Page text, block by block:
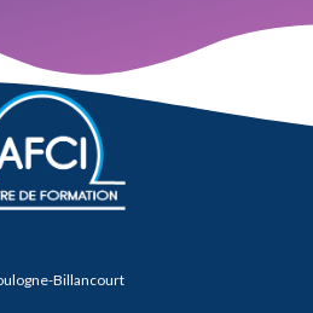
Billancourt